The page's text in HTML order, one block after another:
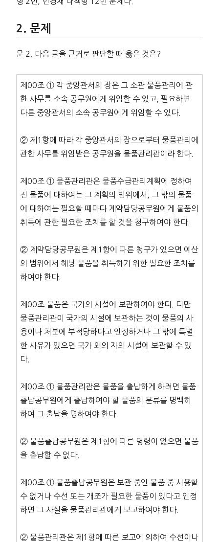
문제
문 2. 다음 글을 근거로 판단할 때 옳은 것은?
제00조 ① 각 중앙관서의 장은 그 소관 물품관리에 관
한 사무를 소속 공무원에게 위임할 수 있고, 필요하면
다른 중앙관서의 소속 공무원에게 위임할 수 있다.
② 제1항에 따라 각 중앙관서의 장으로부터 물품관리에
관한 사무를 위임받은 공무원을 물품관리관이라 한다.
제00조 ① 물품관리관은 물품수급관리계획에 정하여
진 물품에 대하여는 그 계획의 범위에서, 그 밖의 물품
에 대하여는 필요할 때마다 계약담당공무원에게 물품의
취득에 관한 필요한 조치를 할 것을 청구하여야 한다.
② 계약담당공무원은 제1항에 따른 청구가 있으면 예산
의 범위에서 해당 물품을 취득하기 위한 필요한 조치를
하여야 한다.
제00조 물품은 국가의 시설에 보관하여야 한다. 다만
물품관리관이 국가의 시설에 보관하는 것이 물품의 사
용이나 처분에 부적당하다고 인정하거나 그 밖에 특별
한 사유가 있으면 국가 외의 자의 시설에 보관할 수 있
다.
제00조 ① 물품관리관은 물품을 출납하게 하려면 물품
출납공무원에게 출납하여야 할 물품의 분류를 명백히
하여 그 출납을 명하여야 한다.
② 물품출납공무원은 제1항에 따른 명령이 없으면 물품
을 출납할 수 없다.
제00조 ① 물품출납공무원은 보관 중인 물품 중 사용할
수 없거나 수선 또는 개조가 필요한 물품이 있다고 인정
하면 그 사실을 물품관리관에게 보고하여야 한다.
② 물품관리관은 제1항에 따른 보고에 의하여 수선이나